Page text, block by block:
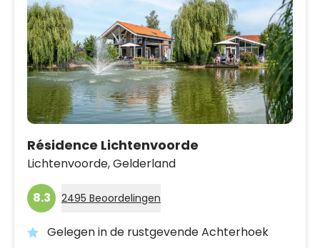
Résidence Lichtenvoorde
Lichtenvoorde,Gelderland
8.3 2495 Beoordelingen
Gelegen in de rustgevende Achterhoek